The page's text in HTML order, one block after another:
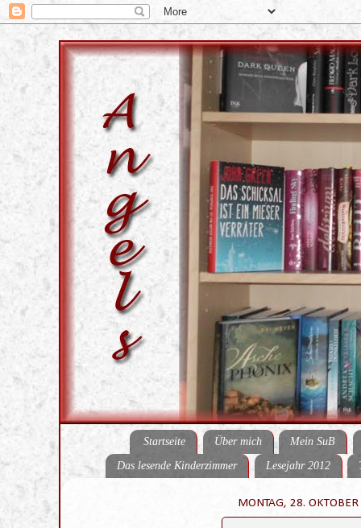
Startseite Über mich
Mein SuB
Das lesende Kinderzimmer
Lesejahr 2012
MONTAG, 28.